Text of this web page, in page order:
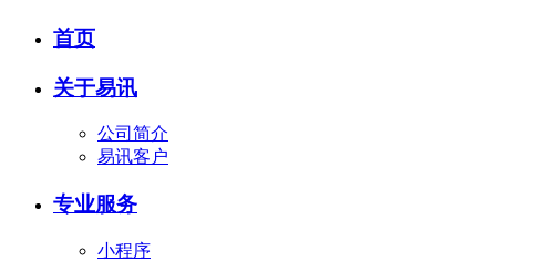
首页
关于易讯
公司简介
易讯客户
专业服务
小程序